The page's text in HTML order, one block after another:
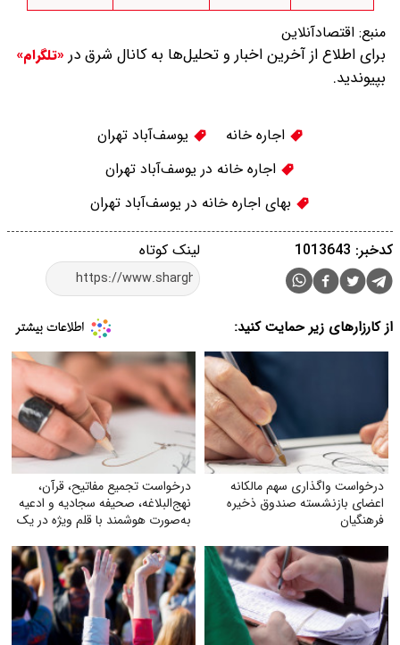
منبع: اقتصادآنلاین
برای اطلاع از آخرین اخبار و تحلیل‌ها به کانال شرق در «تلگرام»
بپیوندید.
اجاره خانه
یوسف‌آباد تهران
اجاره خانه در یوسف‌آباد تهران
بهای اجاره خانه در یوسف‌آباد تهران
لینک کوتاه کدخبر: 1013643
از کارزارهای زیر حمایت کنید:
درخواست واگذاری سهم مالکانه
اعضای بازنشسته صندوق ذخیره
فرهنگیان
درخواست تجمیع مفاتیح، قرآن،
نهج‌البلاغه، صحیفه سجادیه و ادعیه
به‌صورت هوشمند با قلم ویژه در یک